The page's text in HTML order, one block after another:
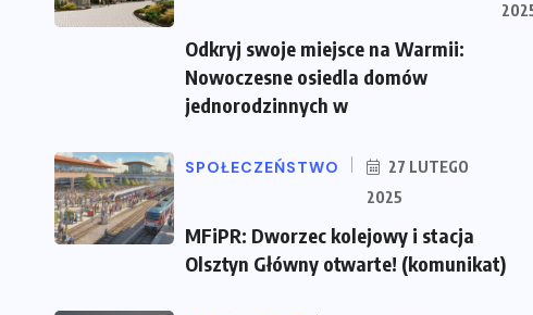
Odkryj swoje miejsce na Warmii:
Nowoczesne osiedla domów
jednorodzinnych w
SPOŁECZEŃSTWO
27 LUTEGO
2025
MFiPR: Dworzec kolejowy i stacja
Olsztyn Główny otwarte! (komunikat)